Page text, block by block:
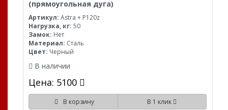
(прямоугольная дуга)
Артикул: Astra + P120z
Нагрузка, кг: 50
Замок: Нет
Материал: Сталь
Цвет: Черный
В наличии
Цена: 5100
В корзину В 1 клик